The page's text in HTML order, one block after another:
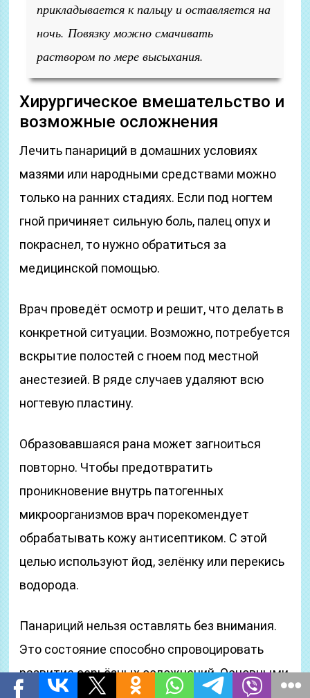
прикладывается к пальцу и оставляется на
ночь. Повязку можно смачивать
раствором по мере высыхания.
Хирургическое вмешательство и
возможные осложнения
Лечить панариций в домашних условиях
мазями или народными средствами можно
только на ранних стадиях. Если под ногтем
гной причиняет сильную боль, палец опух и
покраснел, то нужно обратиться за
медицинской помощью.
Врач проведёт осмотр и решит, что делать в
конкретной ситуации. Возможно, потребуется
вскрытие полостей с гноем под местной
анестезией. В ряде случаев удаляют всю
ногтевую пластину.
Образовавшаяся рана может загноиться
повторно. Чтобы предотвратить
проникновение внутрь патогенных
микроорганизмов врач порекомендует
обрабатывать кожу антисептиком. С этой
целью используют йод, зелёнку или перекись
водорода.
Панариций нельзя оставлять без внимания.
Это состояние способно спровоцировать
развитие серьёзных осложнений. Основными